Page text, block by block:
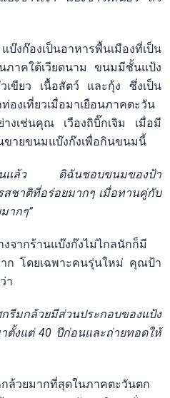
องเป็นอาหารพื้นเมืองที่เป็น
ภาคใต้เวียดนาม ขนมมีชั้นแป้ง
เขียว เนื้อสัตว์ และกุ้ง ซึ่งเป็น
งเที่ยวเมื่อมาเยือนภาคตะวัน
งเช่นคุณ เวืองถิบิ๊กเจิม เมื่อมี
ขายขนมแบ๊งก๊งเพื่อกินขนมนี้
านแล้ว ดิฉันชอบขนมของป้า
สชาติที่อร่อยมากๆ เมื่อทานคู่กับ
ากๆ”
จากร้านแบ๊งก๊งไม่ไกลนักก็มี
ก โดยเฉพาะคนรุ่นใหม่ คุณป้า
า
มกล้วยมีส่วนประกอบของแป้ง
ตั้งแต่ 40 ปีก่อนและถ่ายทอดให้
ล้วยมากที่สุดในภาคตะวันตก